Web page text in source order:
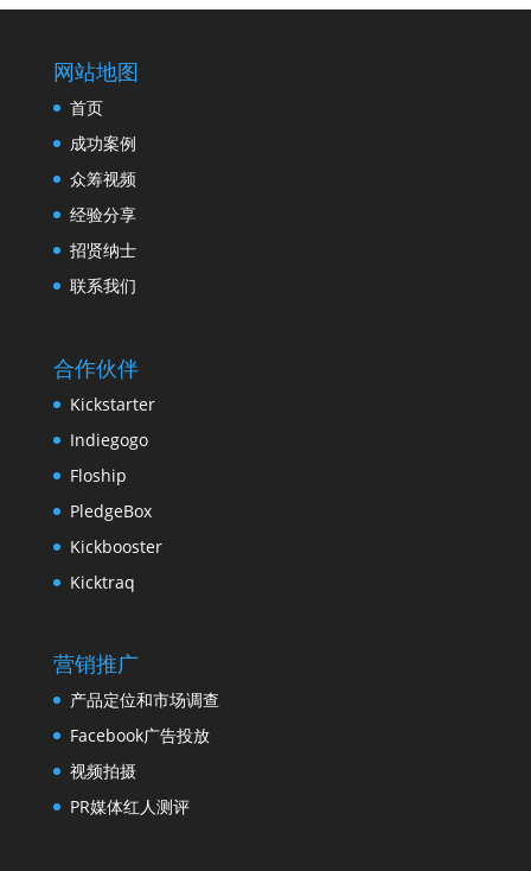
网站地图
首页
成功案例
众筹视频
经验分享
招贤纳士
联系我们
合作伙伴
Kickstarter
Indiegogo
Floship
PledgeBox
Kickbooster
Kicktraq
营销推广
产品定位和市场调查
Facebook广告投放
视频拍摄
PR媒体红人测评